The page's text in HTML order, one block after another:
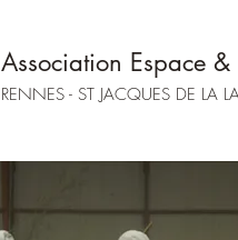
Association Espace &
RENNES - ST JACQUES DE LA